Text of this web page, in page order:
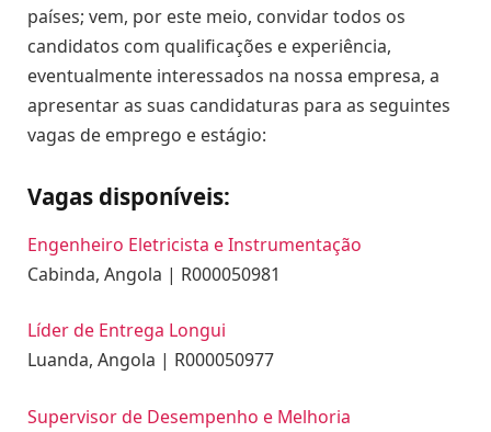
países; vem, por este meio, convidar todos os
candidatos com qualificações e experiência,
eventualmente interessados na nossa empresa, a
apresentar as suas candidaturas para as seguintes
vagas de emprego e estágio:
Vagas disponíveis:
Engenheiro Eletricista e Instrumentação
Cabinda, Angola | R000050981
Líder de Entrega Longui
Luanda, Angola | R000050977
Supervisor de Desempenho e Melhoria